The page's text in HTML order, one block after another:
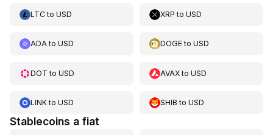
LTCto USD XRP toUSD
ADAto USD DOGEtoUSD
DOT to USD AVAXtoUSD
LINKto USD SHIB toUSD
Stablecoins a fiat